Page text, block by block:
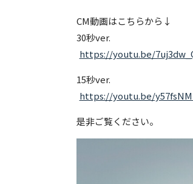
CM動画はこちらから↓
30秒ver.
https://youtu.be/
15秒ver.
https://youtu.be/
是非ご覧ください。